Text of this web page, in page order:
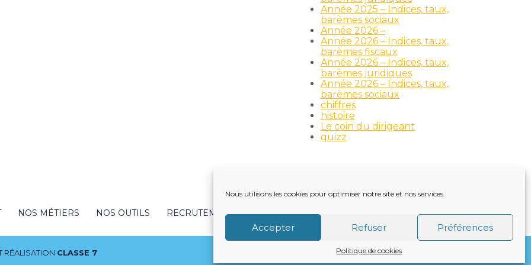
Nous utilisons les cookies pour optimiser notre site et nos services.
Accepter Refuser Préférences
Politique de cookies
Année 2025 – Indices, taux,
barèmes sociaux
Année 2026 –
Année 2026 – Indices, taux,
barèmes fiscaux
Année 2026 – Indices, taux,
barèmes juridiques
Année 2026 – Indices, taux,
barèmes sociaux
chiffres
histoire
Le coin du dirigeant
quizz
NOS MÉTIERS NOS OUTILS RECRUTEMENT NOTRE ACTUALITÉ VIE DU CABINET CONTACT
RÉALISATION CLASSE 7